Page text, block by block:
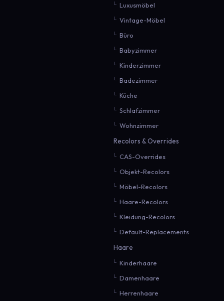
Luxusmöbel
Vintage-Möbel
Büro
Babyzimmer
Kinderzimmer
Badezimmer
Küche
Schlafzimmer
Wohnzimmer
Recolors & Overrides
CAS-Overrides
Objekt-Recolors
Möbel-Recolors
Haare-Recolors
Kleidung-Recolors
Default-Replacements
Haare
Kinderhaare
Damenhaare
Herrenhaare